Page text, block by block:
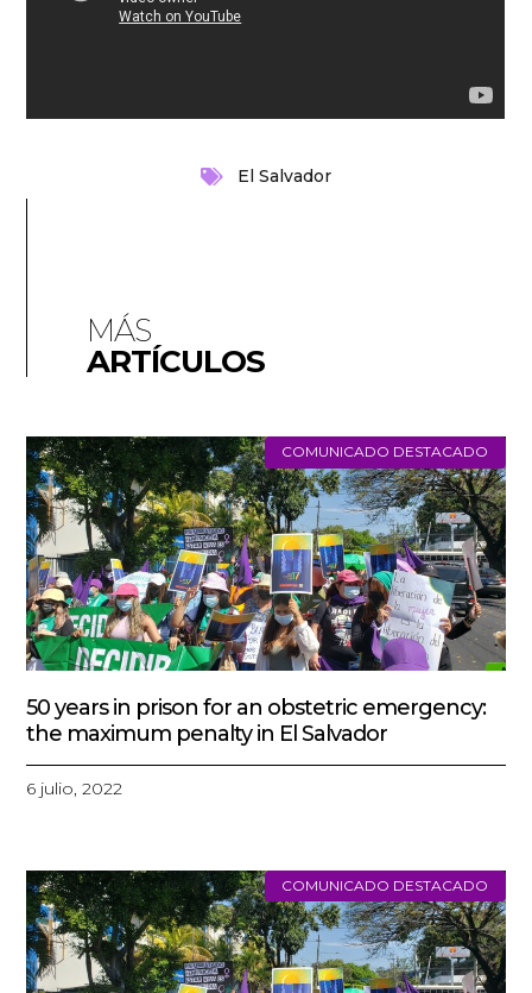
El Salvador
MÁS
ARTÍCULOS
COMUNICADO DESTACADO
50 years in prison for an obstetric emergency:
the maximum penalty in El Salvador
6 julio, 2022
COMUNICADO DESTACADO